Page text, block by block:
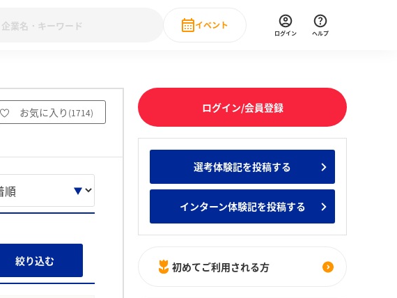
みんなの新卒就職人気企業ランキング みんなのインターン人気企業ランキ
28卒 IT・DX現場社員インタビュー
イベント
直近のイベント一覧
ログイン ヘルプ
お気に入り (1714)
絞り込む
ログイン/会員登録
選考体験記を投稿する
インターン体験記を投稿する
初めてご利用される方